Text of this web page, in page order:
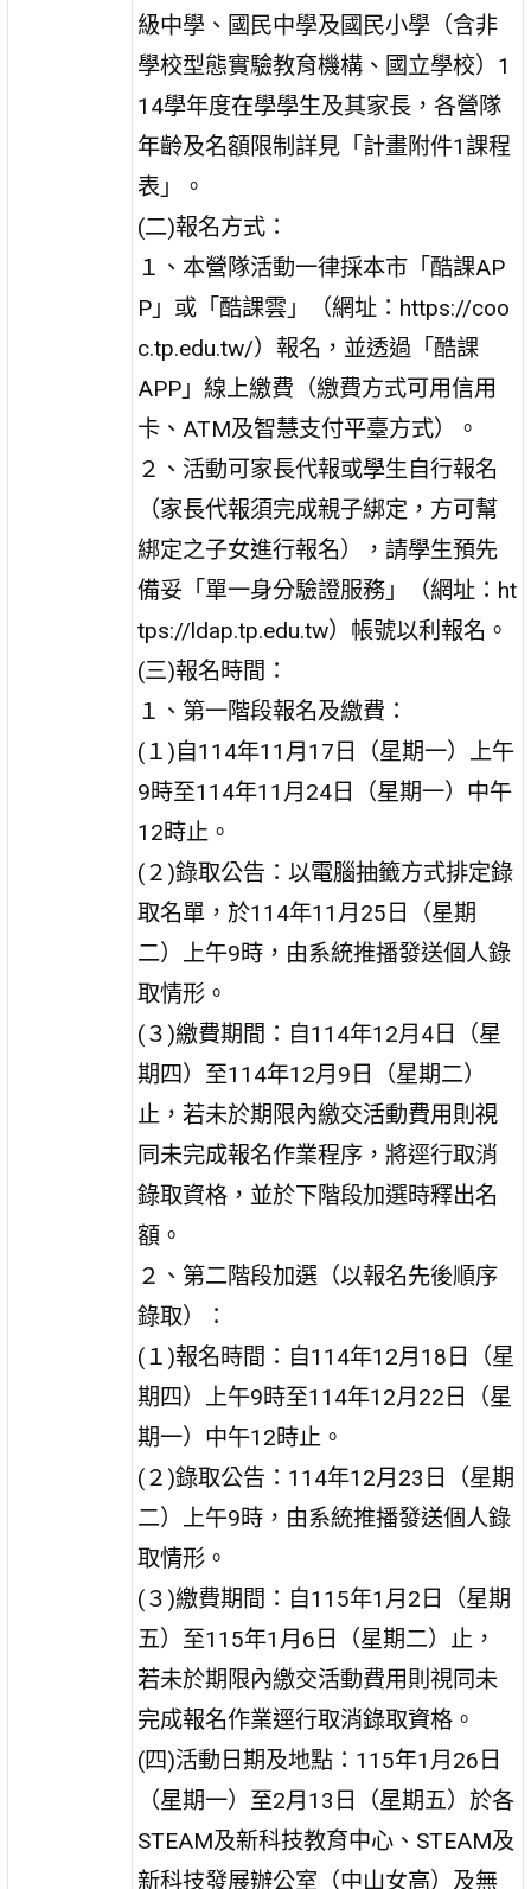
級中學、國民中學及國民小學（含非
學校型態實驗教育機構、國立學校）1
14學年度在學學生及其家長，各營隊
年齡及名額限制詳見「計畫附件1課程
表」。
(二)報名方式：
１、本營隊活動一律採本市「酷課AP
P」或「酷課雲」（網址：https://coo
c.tp.edu.tw/）報名，並透過「酷課
APP」線上繳費（繳費方式可用信用
卡、ATM及智慧支付平臺方式）。
２、活動可家長代報或學生自行報名
（家長代報須完成親子綁定，方可幫
綁定之子女進行報名），請學生預先
備妥「單一身分驗證服務」（網址：ht
tps://ldap.tp.edu.tw）帳號以利報名。
(三)報名時間：
１、第一階段報名及繳費：
(１)自114年11月17日（星期一）上午
9時至114年11月24日（星期一）中午
12時止。
(２)錄取公告：以電腦抽籤方式排定錄
取名單，於114年11月25日（星期
二）上午9時，由系統推播發送個人錄
取情形。
(３)繳費期間：自114年12月4日（星
期四）至114年12月9日（星期二）
止，若未於期限內繳交活動費用則視
同未完成報名作業程序，將逕行取消
錄取資格，並於下階段加選時釋出名
額。
２、第二階段加選（以報名先後順序
錄取）：
(１)報名時間：自114年12月18日（星
期四）上午9時至114年12月22日（星
期一）中午12時止。
(２)錄取公告：114年12月23日（星期
二）上午9時，由系統推播發送個人錄
取情形。
(３)繳費期間：自115年1月2日（星期
五）至115年1月6日（星期二）止，
若未於期限內繳交活動費用則視同未
完成報名作業逕行取消錄取資格。
(四)活動日期及地點：115年1月26日
（星期一）至2月13日（星期五）於各
STEAM及新科技教育中心、STEAM及
新科技發展辦公室（中山女高）及無